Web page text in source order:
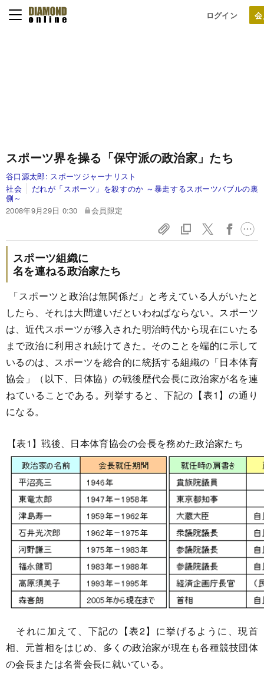
ログイン
スポーツ界を操る「保守派の政治家」たち
谷口源太郎: スポーツジャーナリスト
社会
だれが「スポーツ」を殺すのか ～暴走するスポーツバブルの裏
側～
2008年9月29日 0:30
会員限定
スポーツ組織に
名を連ねる政治家たち
「スポーツと政治は無関係だ」と考えている人がいたと
したら、それは大間違いだといわねばならない。スポーツ
は、近代スポーツが移入された明治時代から現在にいたる
まで政治に利用され続けてきた。そのことを端的に示して
いるのは、スポーツを総合的に統括する組織の「日本体育
協会」（以下、日体協）の戦後歴代会長に政治家が名を連
ねていることである。列挙すると、下記の【表1】の通り
になる。
【表1】戦後、日本体育協会の会長を務めた政治家たち
それに加えて、下記の【表2】に挙げるように、現首
相、元首相をはじめ、多くの政治家が現在も各種競技団体
の会長または名誉会長に就いている。